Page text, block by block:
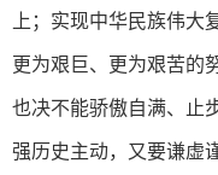
上；实现中华民族伟大
更为艰巨、更为艰苦的
也决不能骄傲自满、止
强历史主动，又要谦虚